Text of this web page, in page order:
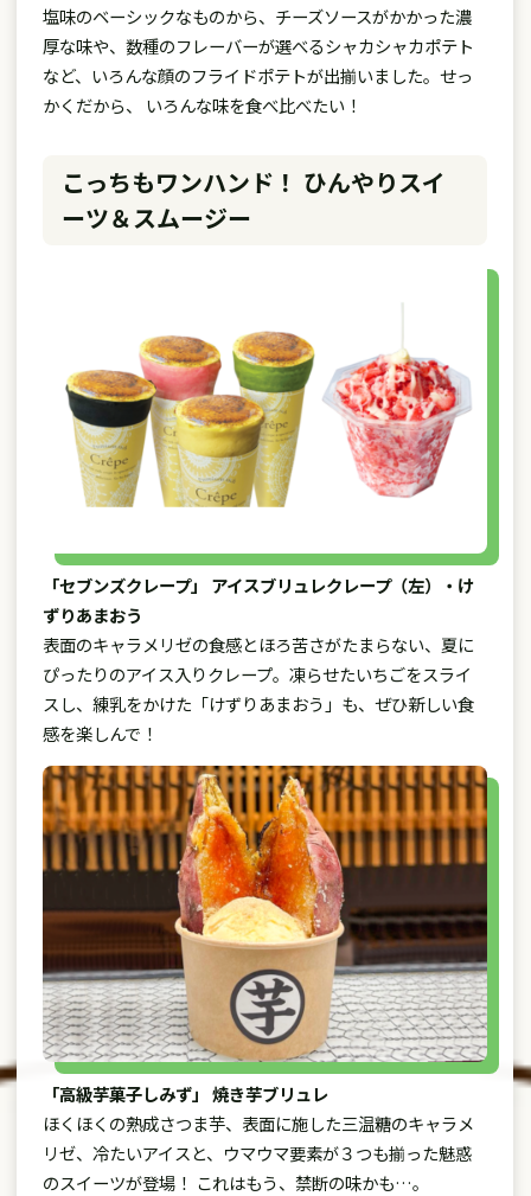
塩味のベーシックなものから、チーズソースがかかった濃
厚な味や、数種のフレーバーが選べるシャカシャカポテト
など、いろんな顔のフライドポテトが出揃いました。せっ
かくだから、 いろんな味を食べ比べたい！
こっちもワンハンド！ ひんやりスイ
ーツ＆スムージー
「セブンズクレープ」 アイスブリュレクレープ（左）・け
ずりあまおう
表面のキャラメリゼの食感とほろ苦さがたまらない、夏に
ぴったりのアイス入りクレープ。凍らせたいちごをスライ
スし、練乳をかけた「けずりあまおう」も、ぜひ新しい食
感を楽しんで！
「高級芋菓子しみず」 焼き芋ブリュレ
ほくほくの熟成さつま芋、表面に施した三温糖のキャラメ
リゼ、冷たいアイスと、ウマウマ要素が３つも揃った魅惑
のスイーツが登場！ これはもう、禁断の味かも…。